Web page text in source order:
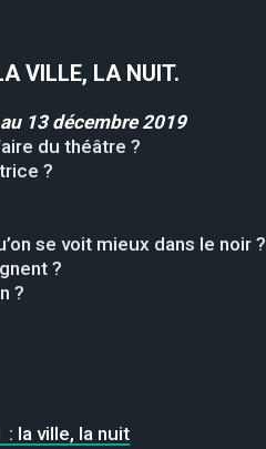
VILLE, LA NUIT.
13 décembre 2019
du théâtre ?
?
se voit mieux dans le noir ?
?
?
la ville, la nuit